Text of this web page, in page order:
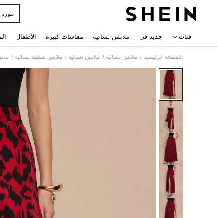
فئات جديد في ملابس نسائية مقاسات كبيرة الأطفال
الصفحة الرئيسية / ملابس نسائية / ملابس نسائية / ملابس سفلية نسائية /